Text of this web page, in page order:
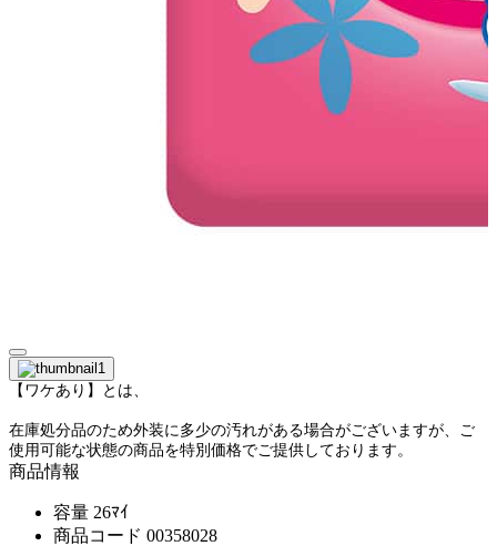
【ワケあり】とは、
在庫処分品のため外装に多少の汚れがある場合がございますが、ご
使用可能な状態の商品を特別価格でご提供しております。
商品情報
容量 26ﾏｲ
商品コード 00358028